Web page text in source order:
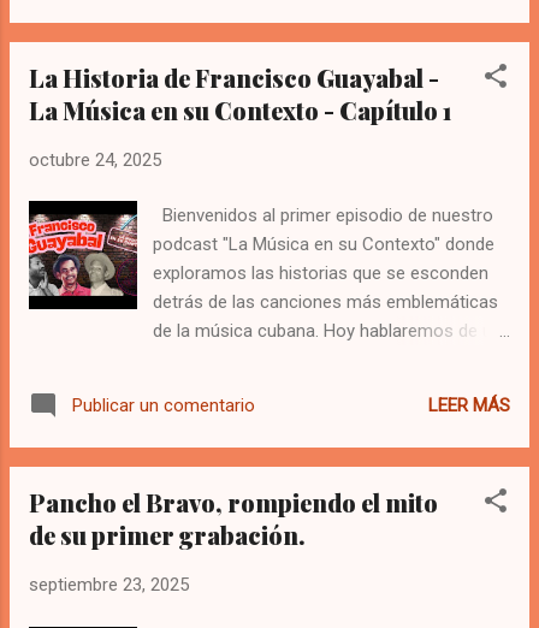
descubrir el sabor y la elegancia de una época dorada de la
música antillana, con una canción que se mantiene vigente y
emocionante después de tantos años. 🎧 Escucha también:
• • Lechón de Cachete - Yomo Toro (1977 Versió... •
• Güito y su Conjunto - Comadrita (1965 - ve... 📌 Este
La Historia de Francisco Guayabal -
La Música en su Contexto - Capítulo 1
octubre 24, 2025
Bienvenidos al primer episodio de nuestro
podcast "La Música en su Contexto" donde
exploramos las historias que se esconden
detrás de las canciones más emblemáticas
de la música cubana. Hoy hablaremos de un
Francisco Guayabal, la historia detrás de
esta icónica canción la damos a conocer
Publicar un comentario LEER MÁS
Pancho el Bravo, rompiendo el mito
de su primer grabación.
septiembre 23, 2025